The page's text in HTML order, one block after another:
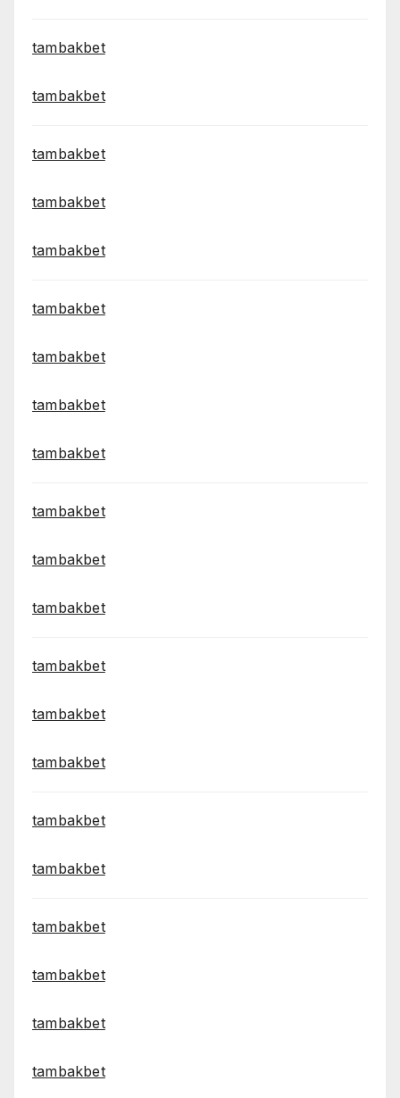
tambakbet
tambakbet
tambakbet
tambakbet
tambakbet
tambakbet
tambakbet
tambakbet
tambakbet
tambakbet
tambakbet
tambakbet
tambakbet
tambakbet
tambakbet
tambakbet
tambakbet
tambakbet
tambakbet
tambakbet
tambakbet